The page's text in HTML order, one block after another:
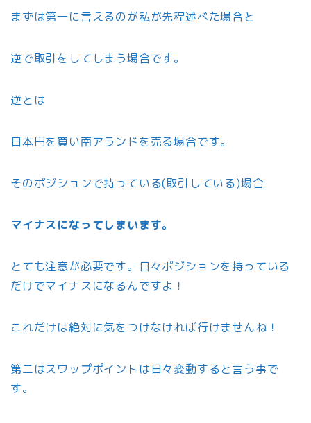
まずは第一に言えるのが私が先程述べた場合と
逆で取引をしてしまう場合です。
逆とは
日本円を買い南アランドを売る場合です。
そのポジションで持っている(取引している)場合
マイナスになってしまいます。
とても注意が必要です。日々ポジションを持っている
だけでマイナスになるんですよ！
これだけは絶対に気をつけなければ行けませんね！
第二はスワップポイントは日々変動すると言う事で
す。